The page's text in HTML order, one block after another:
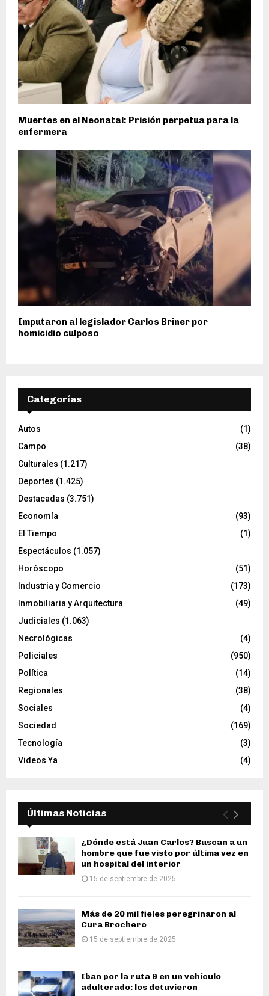
Muertes en el Neonatal: Prisión perpetua para la
enfermera
Imputaron al legislador Carlos Briner por
homicidio culposo
Categorías
Autos
(1)
Campo
(38)
Culturales (1.217)
Deportes (1.425)
Destacadas (3.751)
Economía
(93)
El Tiempo
(1)
Espectáculos (1.057)
Horóscopo
(51)
Industria y Comercio
(173)
Inmobiliaria y Arquitectura
(49)
Judiciales (1.063)
Necrológicas
(4)
Policiales
(950)
Política
(14)
Regionales
(38)
Sociales
(4)
Sociedad
(169)
Tecnología
(3)
Videos Ya
(4)
Últimas Noticias
¿Dónde está Juan Carlos? Buscan a un
hombre que fue visto por última vez en
un hospital del interior
15 de septiembre de 2025
Más de 20 mil fieles peregrinaron al
Cura Brochero
15 de septiembre de 2025
Iban por la ruta 9 en un vehículo
adulterado: los detuvieron